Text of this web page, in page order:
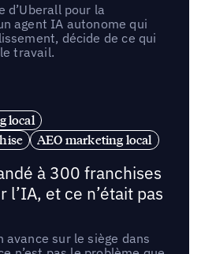
d’Uberall pour la
agent IA autonome qui
décide de ce qui
travail.
local
AEO marketing local
à 300 franchises
l’IA, et ce n’était pas
avance sur le siège dans